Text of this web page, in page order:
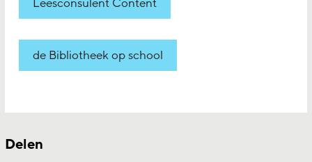
de Bibliotheek op school
Delen